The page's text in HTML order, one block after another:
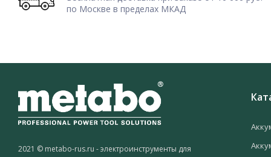
по Москве в пределах МКАД
2021 © metabo-rus.ru - электроинструменты для